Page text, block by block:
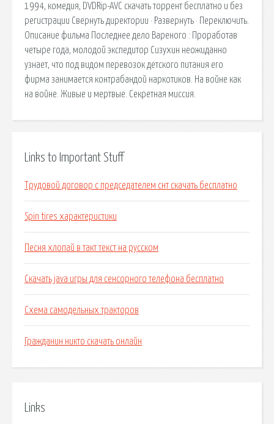
1994, комедия, DVDRip-AVC скачать торрент бесплатно и без
регистрации Свернуть директории · Развернуть · Переключить.
Описание фильма Последнее дело Вареного : Проработав
четыре года, молодой экспедитор Сизухин неожиданно
узнает, что под видом перевозок детского питания его
фирма занимается контрабандой наркотиков. На войне как
на войне. Живые и мертвые. Секретная миссия.
Links to Important Stuff
Трудовой договор с председателем снт скачать бесплатно
Spin tires характеристики
Песня хлопай в такт текст на русском
Скачать java игры для сенсорного телефона бесплатно
Схема самодельных тракторов
Гражданин никто скачать онлайн
Links